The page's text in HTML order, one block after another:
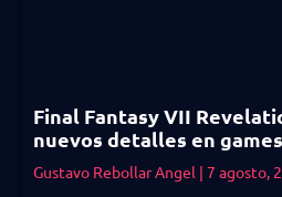
Final Fantasy VII
nuevos detalles en
Gustavo Rebollar Angel 7 agosto,